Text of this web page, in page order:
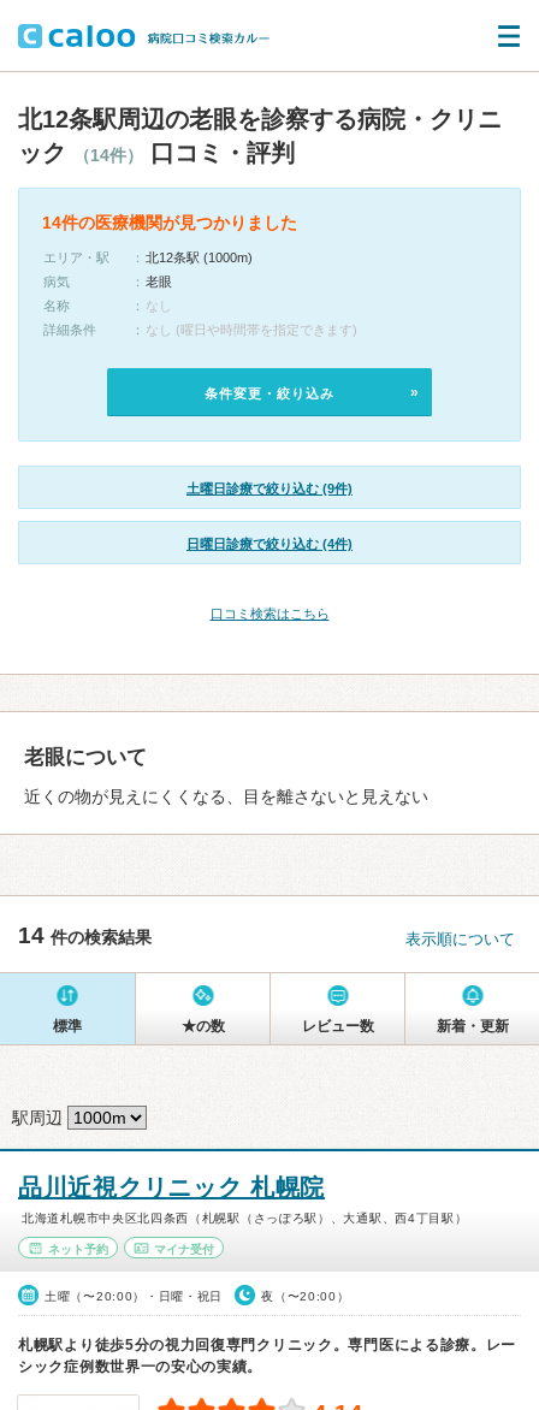
北12条駅周辺の老眼を診察する病院・クリニ
ック
（14件） 口コミ・評判
14件の医療機関が見つかりました
エリア・駅
北12条駅 (1000m)
病気
老眼
名称
なし
詳細条件
なし (曜日や時間帯を指定できます)
条件変更・絞り込み
土曜日診療で絞り込む (9件)
日曜日診療で絞り込む (4件)
口コミ検索はこちら
老眼について
近くの物が見えにくくなる、目を離さないと見えない
14 件の検索結果 表示順について
標準 ★の数 レビュー数 新着・更新
駅周辺
品川近視クリニック 札幌院
北海道札幌市中央区北四条西（札幌駅（さっぽろ駅）、大通駅、西4丁目駅）
ネット予約 マイナ受付
土曜（〜20:00）・日曜・祝日 夜（〜20:00）
札幌駅より徒歩5分の視力回復専門クリニック。専門医による診療。レー
シック症例数世界一の安心の実績。